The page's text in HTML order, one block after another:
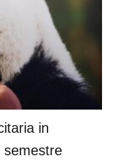
in
semestre